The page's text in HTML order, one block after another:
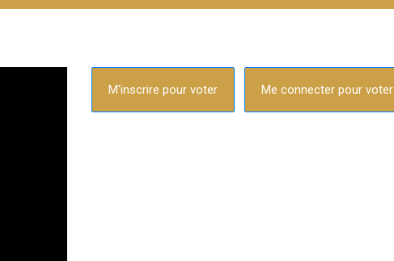
M'inscrire pour voter Me connecter pour voter